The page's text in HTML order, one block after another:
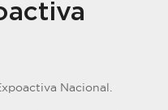
Nacional.